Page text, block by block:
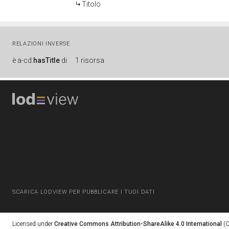
Titolo
RELAZIONI INVERSE
è a-cd:hasTitle di 1 risorsa
SCARICA LODVIEW PER PUBBLICARE I TUOI DATI
Licensed under Creative Commons Attribution-ShareAlike 4.0 International